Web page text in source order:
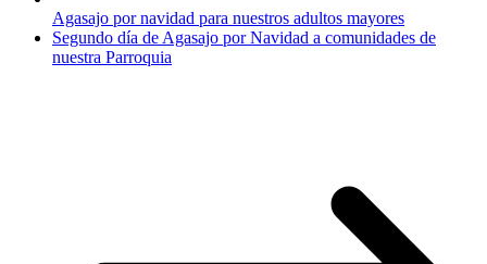
Agasajo por navidad para nuestros adultos mayores
Segundo día de Agasajo por Navidad a comunidades de
nuestra Parroquia